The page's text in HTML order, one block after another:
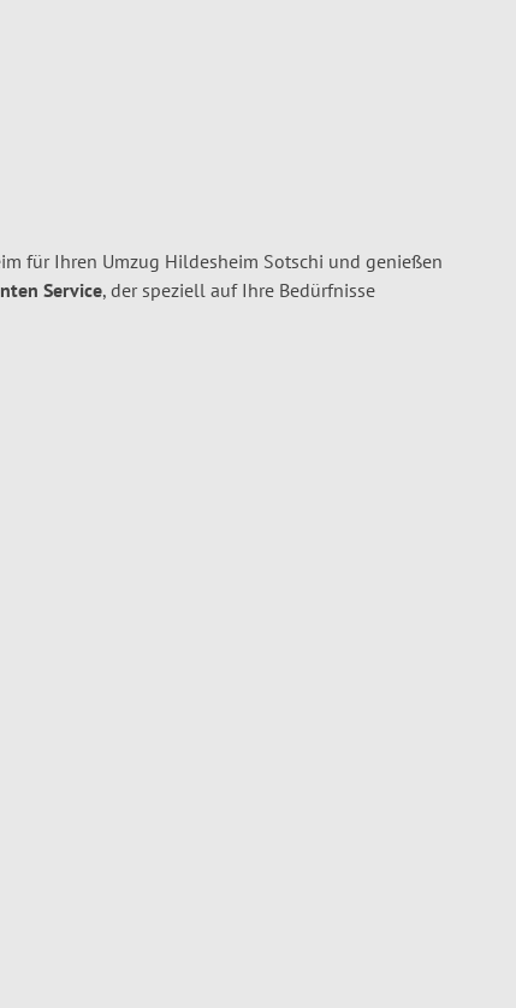
für Ihren Umzug Hildesheim Sotschi und genießen
Service, der speziell auf Ihre Bedürfnisse